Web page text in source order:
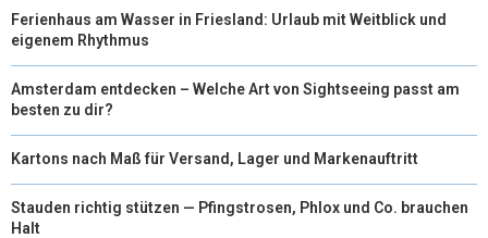
Ferienhaus am Wasser in Friesland: Urlaub mit Weitblick und
eigenem Rhythmus
Amsterdam entdecken – Welche Art von Sightseeing passt am
besten zu dir?
Kartons nach Maß für Versand, Lager und Markenauftritt
Stauden richtig stützen — Pfingstrosen, Phlox und Co. brauchen
Halt